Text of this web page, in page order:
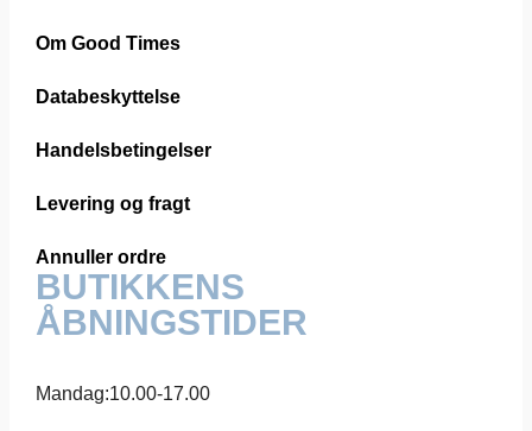
Om Good Times
Databeskyttelse
Handelsbetingelser
Levering og fragt
Annuller ordre
BUTIKKENS
ÅBNINGSTIDER
Mandag:10.00-17.00